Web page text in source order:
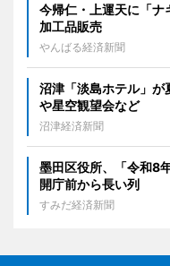
今帰仁・上運天に「
加工品販売
やんばる経済新聞
沼津「淡島ホテル」
や星空観望会など
沼津経済新聞
墨田区役所、「令和8
開庁前から長い列
すみだ経済新聞